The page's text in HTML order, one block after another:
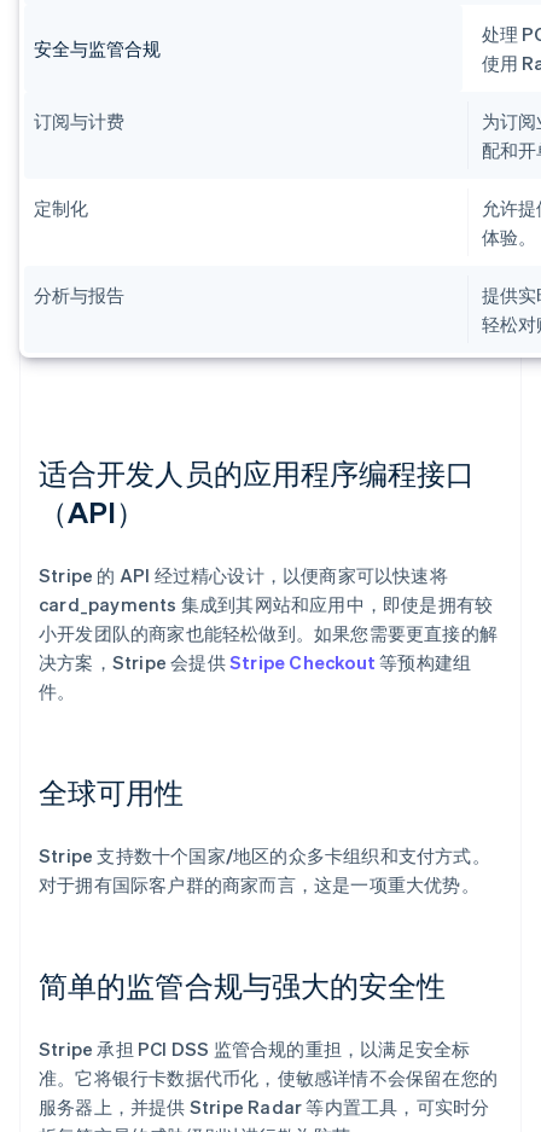
安全与监管合规
处理
使用
订阅与计费
为订
配和
定制化
允许
体验。
分析与报告
提供
轻松对
适合开发人员的应用程序编程接口
（API）
Stripe 的 API 经过精心设计，以便商家可以快速将
card_payments 集成到其网站和应用中，即使是拥有较
小开发团队的商家也能轻松做到。如果您需要更直接的解
决方案，Stripe 会提供Stripe Checkout 等预构建组
件。
全球可用性
Stripe 支持数十个国家/地区的众多卡组织和支付方式。
对于拥有国际客户群的商家而言，这是一项重大优势。
简单的监管合规与强大的安全性
Stripe 承担 PCI DSS 监管合规的重担，以满足安全标
准。它将银行卡数据代币化，使敏感详情不会保留在您的
服务器上，并提供 Stripe Radar 等内置工具，可实时分